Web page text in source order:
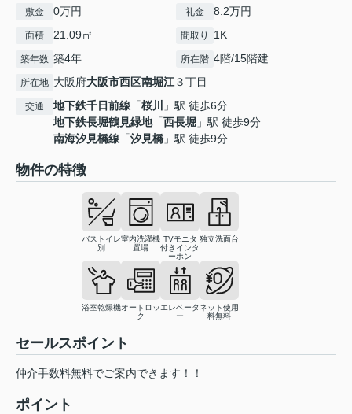
敷金 0万円 礼金 8.2万円
面積 21.09㎡ 間取り 1K
築年数 築4年 所在階 4階/15階建
所在地 大阪府大阪市西区南堀江３丁目
交通 地下鉄千日前線 「桜川
」駅 徒歩6分
地下鉄長堀鶴見緑地「西長堀 」駅 徒歩9分
南海汐見橋線 「汐見橋 」駅 徒歩9分
物件の特徴
バストイレ
別
室内洗濯機
置場
TVモニタ
付きインタ
ーホン
独立洗面台
浴室乾燥機オートロッ
ク
エレベータ
ー
ネット使用
料無料
セールスポイント
仲介手数料無料でご案内できます！！
ポイント